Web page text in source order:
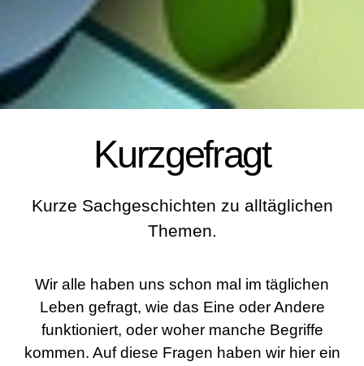
Kurzgefragt
Kurze Sachgeschichten zu alltäglichen
Themen.
Wir alle haben uns schon mal im täglichen
Leben gefragt, wie das Eine oder Andere
funktioniert, oder woher manche Begriffe
kommen. Auf diese Fragen haben wir hier ein